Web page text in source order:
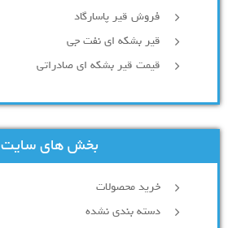
فروش قیر پاسارگاد
قیر بشکه ای نفت جی
قیمت قیر بشکه ای صادراتی
بخش های سایت
خرید محصولات
دسته بندی نشده